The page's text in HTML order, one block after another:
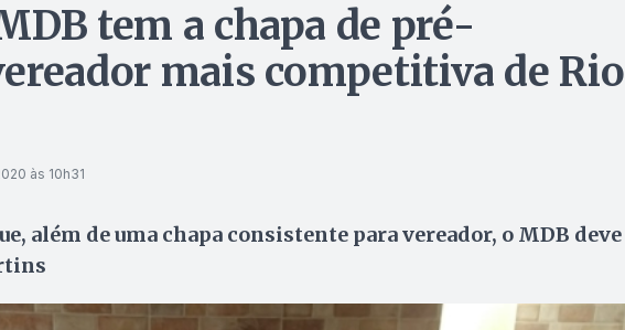
tem a chapa de pré-
mais competitiva de Rio
às 10h31
além de uma chapa consistente para vereador, o MDB deve